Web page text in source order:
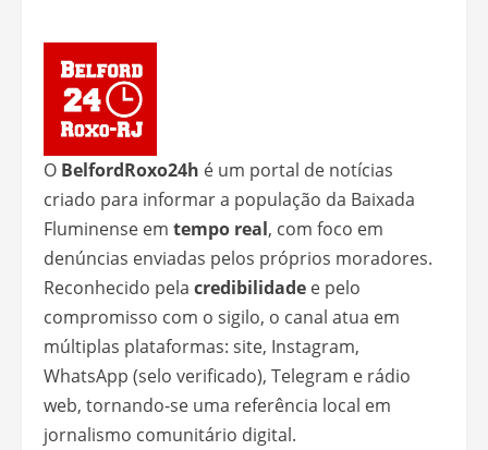
O BelfordRoxo24h é um portal de notícias
criado para informar a população da Baixada
Fluminense em tempo real, com foco em
denúncias enviadas pelos próprios moradores.
Reconhecido pela credibilidade e pelo
compromisso com o sigilo, o canal atua em
múltiplas plataformas: site, Instagram,
WhatsApp (selo verificado), Telegram e rádio
web, tornando-se uma referência local em
jornalismo comunitário digital.